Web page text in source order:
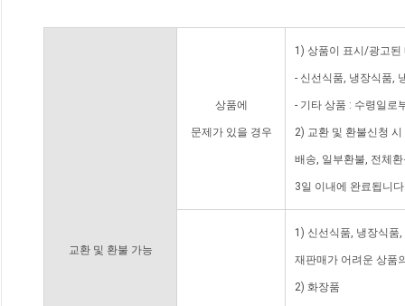
교환 및 환불 가능
상품에
문제가 있을 경우
1) 상품이 표시/광고된
- 신선식품, 냉장식품,
- 기타 상품 : 수령일로
2) 교환 및 환불신청
배송, 일부환불, 전체
3일 이내에 완료됩니
1) 신선식품, 냉장식품
재판매가 어려운 상품
2) 화장품